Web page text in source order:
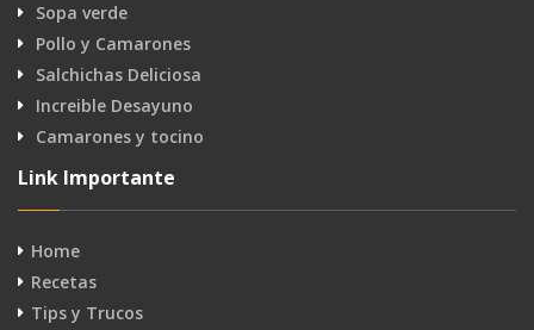
Sopa verde
Pollo y Camarones
Salchichas Deliciosa
Increible Desayuno
Camarones y tocino
Link Importante
Home
Recetas
Tips y Trucos